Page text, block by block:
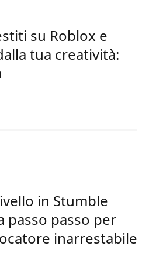
su Roblox e
tua creatività:
in Stumble
passo passo per
inarrestabile